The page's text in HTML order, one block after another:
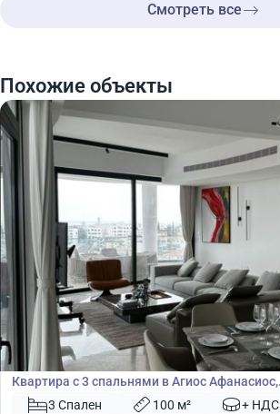
Смотреть все
Похожие объекты
604 393
Квартира
Квартира с 3 спальнями в Агиос Афанасиос,
Лимасол, Кипр № 45112
3 Спален 100 м² + НДС